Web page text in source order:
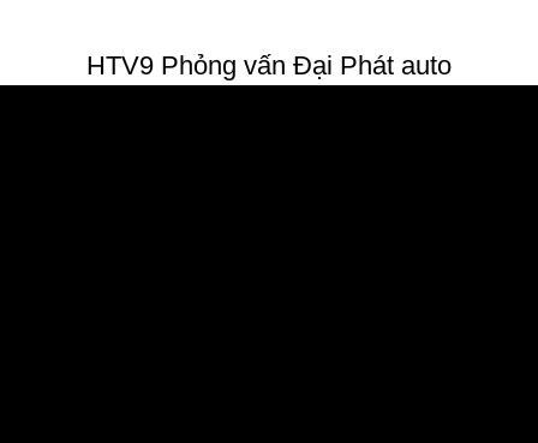
HTV9 Phỏng vấn Đại Phát auto